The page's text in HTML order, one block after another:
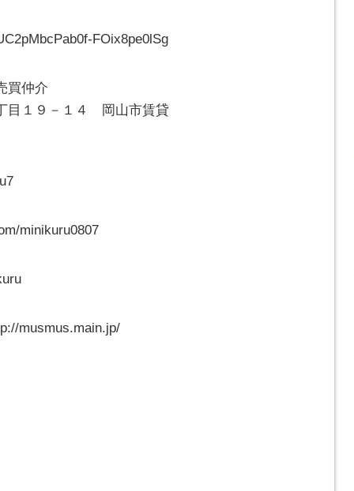
FOix8pe0lSg
買仲介
目１９－１４ 岡山市賃貸
minikuru0807
musmus.main.jp/